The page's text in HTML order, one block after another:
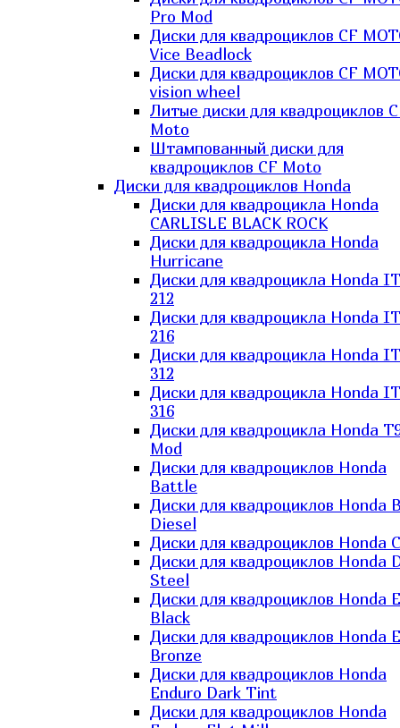
Pro Mod
Диски для квадроциклов CF
Vice Beadlock
Диски для квадроциклов CF
vision wheel
Литые диски для квадроциклов
Moto
Штампованный диски для
квадроциклов CF Moto
Диски для квадроциклов Honda
Диски для квадроцикла Honda
CARLISLE BLACK ROCK
Диски для квадроцикла Honda
Hurricane
Диски для квадроцикла Honda
212
Диски для квадроцикла Honda
216
Диски для квадроцикла Honda
312
Диски для квадроцикла Honda
316
Диски для квадроцикла Honda
Mod
Диски для квадроциклов Honda
Battle
Диски для квадроциклов Honda
Diesel
Диски для квадроциклов Honda
Диски для квадроциклов Honda
Steel
Диски для квадроциклов Honda
Black
Диски для квадроциклов Honda
Bronze
Диски для квадроциклов Honda
Enduro Dark Tint
Диски для квадроциклов Honda